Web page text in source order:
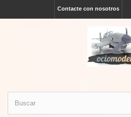
Contacte con nosotros